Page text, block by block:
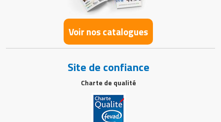
Voir nos catalogues
Site de confiance
Charte de qualité